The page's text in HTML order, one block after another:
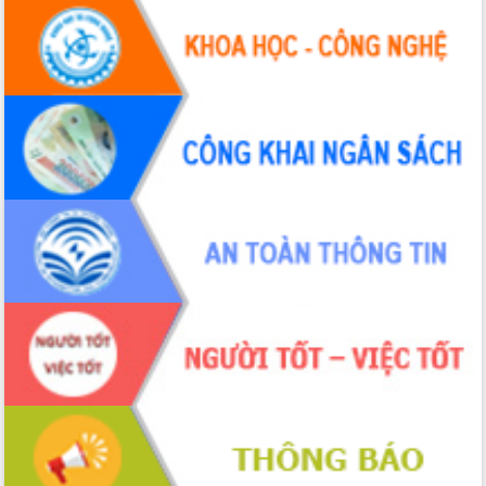
hiện nhiệm vụ quản lý tài sản công
hàng tuần
Tháo gỡ những vướng mắc, đẩy mạnh
công tác cải cách thủ tục hành chính
tại Trung tâm Phục vụ hành chính
công tỉnh
Đắk Lắk: Tôn vinh 46 giải pháp tại Hội
thi Sáng tạo Kỹ thuật 2024 - 2025
Đắk Lắk rà soát, điều chỉnh Đề án 190
về phát triển nuôi trồng thủy sản
Phó Chủ tịch UBND tỉnh Đắk Lắk
Trương Công Thái kiểm tra thực địa
Dự án cao tốc Khánh Hòa - Buôn Ma
Thuột
Định vị cà phê Việt Nam như một “di
sản sống” trong dòng chảy toàn cầu
Xây dựng nông thôn mới: Nâng cao đời
sống người dân từ những mô hình thiết
thực
Quyết liệt tháo gỡ vướng mắc, đẩy